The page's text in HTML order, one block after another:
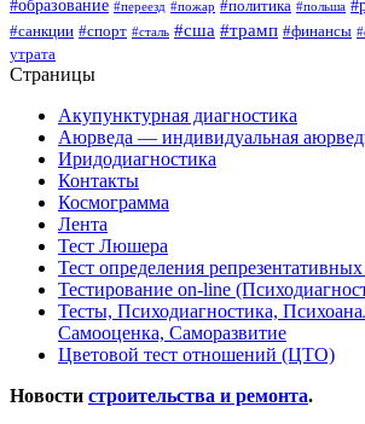
#образование #переезд #пожар #политика #польша
#санкции #спорт #сталь #сша #трамп #финансы
утрата
Страницы
Акупунктурная диагностика
Аюрведа — индивидуальная
Иридодиагностика
Контакты
Космограмма
Лента
Тест Люшера
Тест определения
Тестирование on-line
Тесты, Психодиагностика,
Самооценка, Саморазвитие
Цветовой тест отношений (ЦТО)
Новости строительства и ремонта.